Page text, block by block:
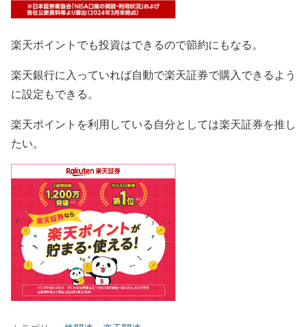
楽天ポイントでも投資はできるので節約にもなる。
楽天銀行に入っていれば自動で楽天証券で購入できるよう
に設定もできる。
楽天ポイントを利用している自分としては楽天証券を推し
たい。